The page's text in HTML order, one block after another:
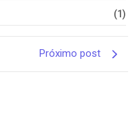
(1)
Próximo post